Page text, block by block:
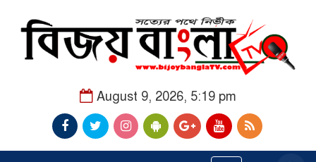
August 9, 2026, 5:19 pm